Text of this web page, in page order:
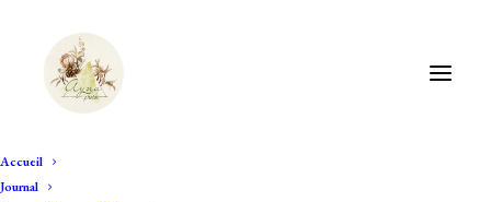
Accueil
Journal